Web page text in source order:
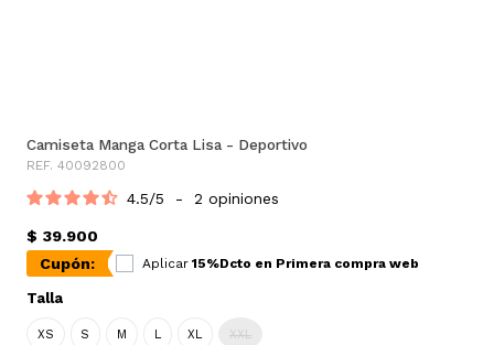
Camiseta Manga Corta Lisa - Deportivo
REF. 40092800
4.5/5 - 2 opiniones
$ 39.900
Cupón:
Aplicar 15%Dcto en Primera compra web
Talla
XS S M L XL XXL